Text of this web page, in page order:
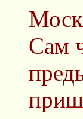
Сам